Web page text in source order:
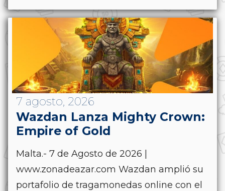
7 agosto, 2026
Wazdan Lanza Mighty Crown:
Empire of Gold
Malta.- 7 de Agosto de 2026 |
www.zonadeazar.com Wazdan amplió su
portafolio de tragamonedas online con el